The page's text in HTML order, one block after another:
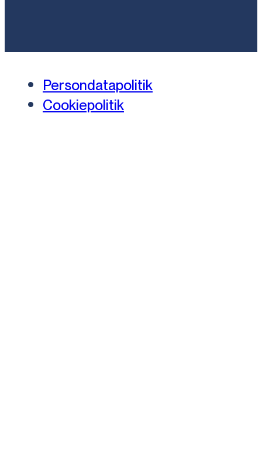
Persondatapolitik
Cookiepolitik